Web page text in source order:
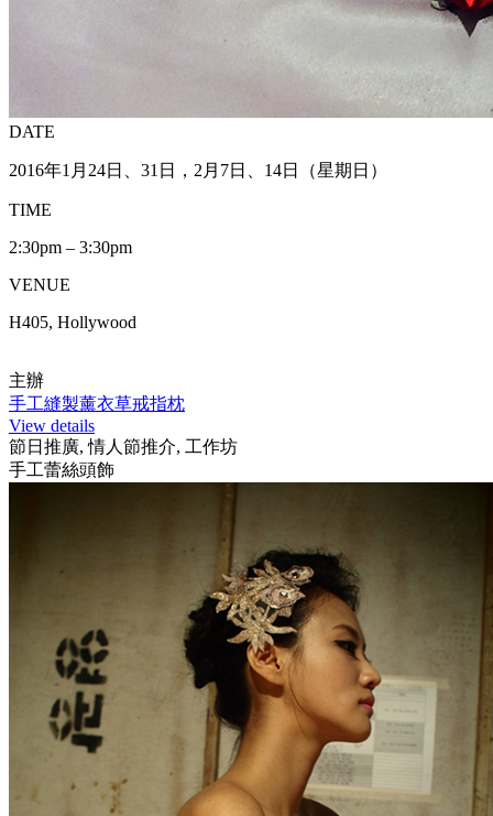
DATE
2016年1月24日、31日，2月7日、14日（星期日）
TIME
2:30pm – 3:30pm
VENUE
H405, Hollywood
主辦
手工縫製薰衣草戒指枕
View details
節日推廣, 情人節推介, 工作坊
手工蕾絲頭飾